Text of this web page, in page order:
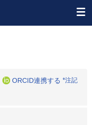
ORCID連携する *注記